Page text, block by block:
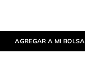
AGREGAR A MI BOLSA